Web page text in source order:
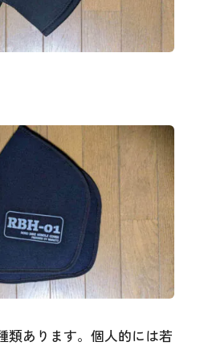
類あります。個人的には若